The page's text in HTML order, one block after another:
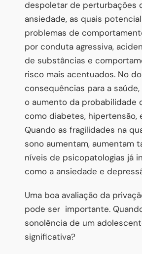
despoletar de perturbações
ansiedade, as quais
problemas de
por conduta agressiva,
de substâncias e
risco mais acentuados. No
consequências para a
o aumento da probabilidade
como diabetes, hipertensão,
Quando as fragilidades na
sono aumentam, aumentam
níveis de psicopatologias já
como a ansiedade e
Uma boa avaliação da
pode ser importante.
sonolência de um
significativa?